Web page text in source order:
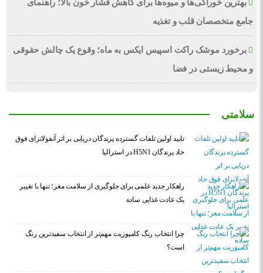
بهترین خوراکی‌ها و میوه‌ها برای کاهش فشار خون بالا؛ راهنمای
جامع متخصصان قلب و تغذیه
برخورد موشک راکت اسپیس ایکس به ماه؛ وقوع یک چالش حقوقی
و محیط زیستی در فضا
سلامتی
تایید اولین تلفات گسترده پرندگان دریایی بر اثر آنفولانزای فوق
حاد پرندگان H5N1 در استرالیا
راهکار جدید علمی برای جلوگیری از سلامت مغز؛ تنها با تغییر
یک عادت غذایی ساده
چرا انتخاب رنگ کامپوزیت مهم‌تر از انتخاب سفیدترین رنگ
است؟